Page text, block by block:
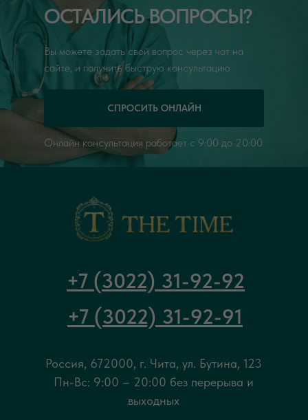
можно порекомендовать своим знакомым и
другим пациентам при необходимости.
ОСТАЛИСЬ ВОПРОСЫ?
Вы можете задать свой вопрос через чат на
сайте, и получить быструю консультацию
Онлайн консультация работает с 9:00 до 20:00
СПРОСИТЬ ОНЛАЙН
Россия, 672000, г. Чита, ул. Бутина, 123
Пн-Вс: 9:00 – 20:00 без перерыва и
выходных
+7 (3022) 31-92-92
+7 (3022) 31-92-91